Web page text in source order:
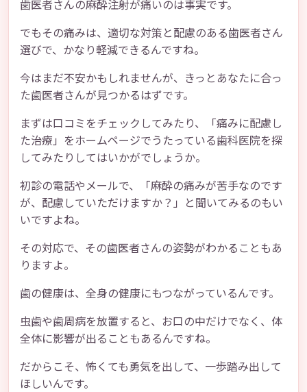
歯医者さんの麻酔注射が痛いのは事実です。
でもその痛みは、適切な対策と配慮のある歯医者さん
選びで、かなり軽減できるんですね。
今はまだ不安かもしれませんが、きっとあなたに合っ
た歯医者さんが見つかるはずです。
まずは口コミをチェックしてみたり、「痛みに配慮し
た治療」をホームページでうたっている歯科医院を探
してみたりしてはいかがでしょうか。
初診の電話やメールで、「麻酔の痛みが苦手なのです
が、配慮していただけますか？」と聞いてみるのもい
いですよね。
その対応で、その歯医者さんの姿勢がわかることもあ
りますよ。
歯の健康は、全身の健康にもつながっているんです。
虫歯や歯周病を放置すると、お口の中だけでなく、体
全体に影響が出ることもあるんですね。
だからこそ、怖くても勇気を出して、一歩踏み出して
ほしいんです。